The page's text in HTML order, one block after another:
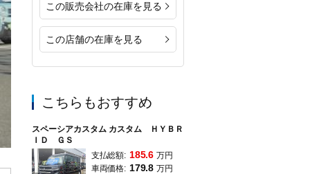
人気のスペーシアカスタム入荷しました！
この販売会社の在庫を見る
この店舗の在庫を見る
こちらもおすすめ
スペーシアカスタム カスタム ＨＹＢＲ
ＩＤ ＧＳ
支払総額: 185.6 万円
車両価格: 179.8 万円